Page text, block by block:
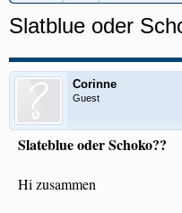
Slatblue oder
Corinne
Guest
Slateblue oder Schoko??
Hi zusammen